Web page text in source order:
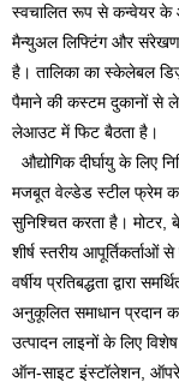
स्वचालित रूप से कन्वेयर के
मैन्युअल लिफ्टिंग और संरेखण -
है। तालिका का स्केलेबल
पैमाने की कस्टम दुकानों से
लेआउट में फिट बैठता है।
औद्योगिक दीर्घायु के लिए
मजबूत वेल्डेड स्टील फ्रेम का
सुनिश्चित करता है। मोटर,
शीर्ष स्तरीय आपूर्तिकर्ताओं
वर्षीय प्रतिबद्धता द्वारा
अनुकूलित समाधान प्रदान
उत्पादन लाइनों के लिए
ऑन-साइट इंस्टॉलेशन,